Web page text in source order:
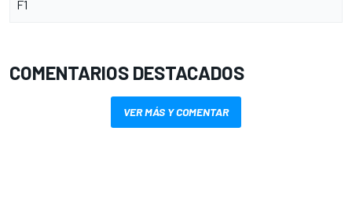
F1
COMENTARIOS DESTACADOS
VER MÁS Y COMENTAR